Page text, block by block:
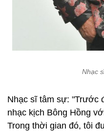
Nhạc
Nhạc sĩ tâm sự: "Trước
nhạc kịch Bông Hồng
Trong thời gian đó, tôi